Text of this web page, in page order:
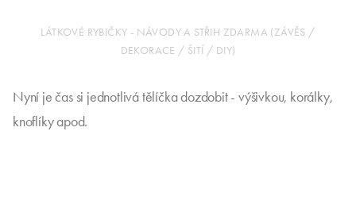
LÁTKOVÉ RYBIČKY - NÁVODY A STŘIH ZDARMA (ZÁVĚS /
DEKORACE / ŠITÍ / DIY)
Nyní je čas si jednotlivá tělíčka dozdobit - výšivkou, korálky,
knoflíky apod.